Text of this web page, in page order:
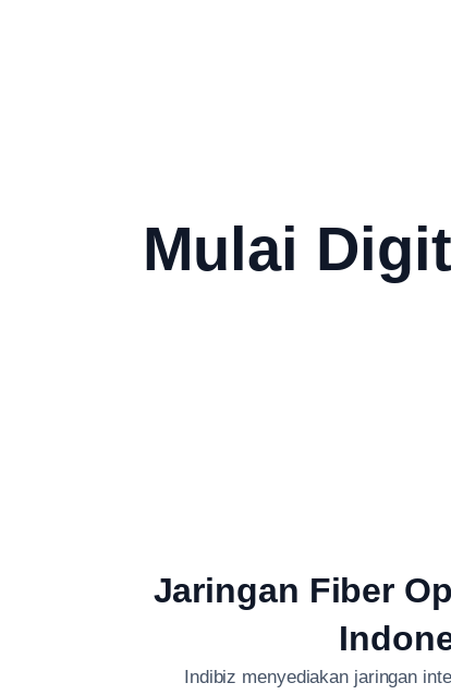
Mulai
Jaringan Fiber
Indibiz menyediakan jaringan